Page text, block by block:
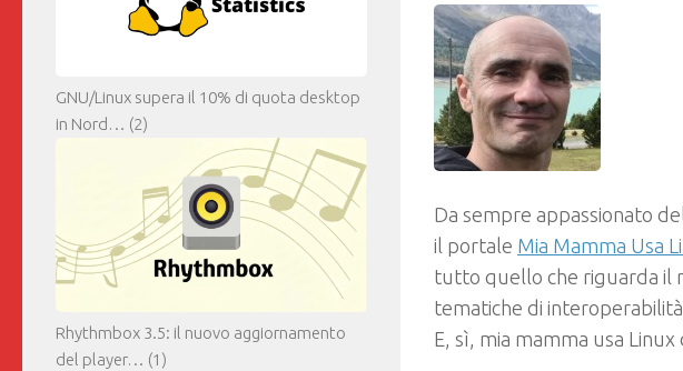
Da sempre appassionato
il portale Mia Mamma Usa
tutto quello che riguarda il
tematiche di
E, sì, mia mamma usa Linux
GNU/Linux supera il 10% di quota desktop
in Nord… (2)
Rhythmbox 3.5: il nuovo aggiornamento
del player… (1)